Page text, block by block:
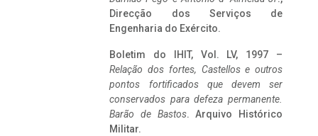
Direcção dos Serviços de
Engenharia do Exército.
Boletim do IHIT, Vol. LV, 1997 –
Relação dos fortes, Castellos e outros
pontos fortificados que devem ser
conservados para defeza permanente.
Barão de Bastos. Arquivo Histórico
Militar.